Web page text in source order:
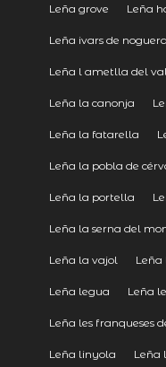
Leña grove Leña
Leña ivars de noguera
Leña l ametlla del
Leña la canonja
Leña la fatarella
Leña la pobla de
Leña la portella
Leña la serna del
Leña la vajol
Leña legua Leña
Leña les franqueses
Leña linyola Leña